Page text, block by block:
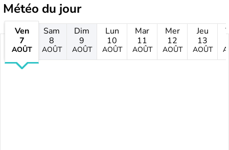
Météo du jour
Ven
7
AOÛT
Sam
8
AOÛT
Dim
9
AOÛT
Lun
10
AOÛT
Mar
11
AOÛT
Mer
12
AOÛT
Jeu
13
AOÛT